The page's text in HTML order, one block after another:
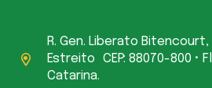
R. Gen. Liberato Bitencourt,
Estreito CEP: 88070-800 •
Catarina.